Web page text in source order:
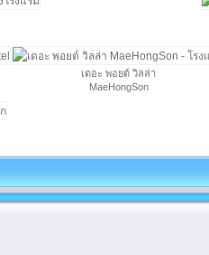
เดอะ พอยต์ วิลล่า
MaeHongSon